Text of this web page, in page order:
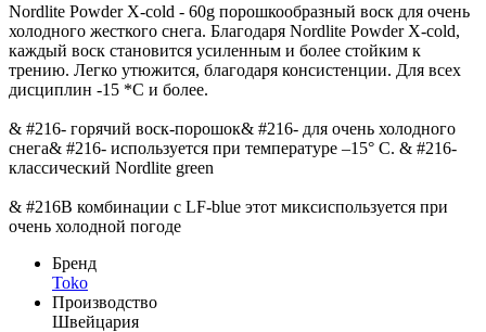
Nordlite Powder X-cold - 60g порошкообразный воск для очень
холодного жесткого снега. Благодаря Nordlite Powder X-cold,
каждый воск становится усиленным и более стойким к
трению. Легко утюжится, благодаря консистенции. Для всех
дисциплин -15 *С и более.
& #216- горячий воск-порошок& #216- для очень холодного
снега& #216- используется при температуре –15° C. & #216-
классический Nordlite green
& #216В комбинации с LF-blue этот миксиспользуется при
очень холодной погоде
Бренд
Toko
Производство
Швейцария